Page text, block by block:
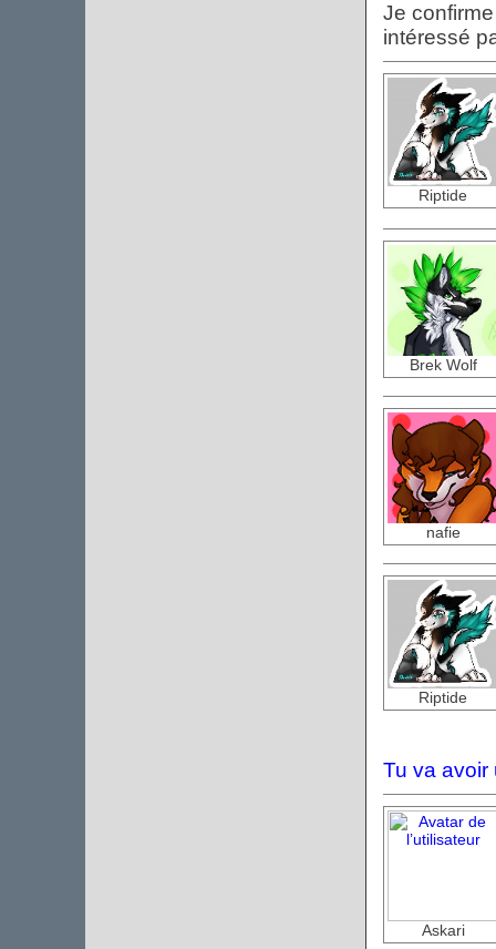
Je
intéressé
Riptide
Brek Wolf
nafie
Riptide
Tu va avoir
Askari